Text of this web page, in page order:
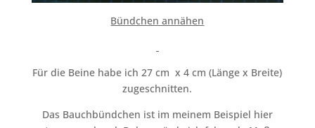
Bündchen annähen
Für die Beine habe ich 27 cm x 4 cm (Länge x Breite)
zugeschnitten.
Das Bauchbündchen ist im meinem Beispiel hier